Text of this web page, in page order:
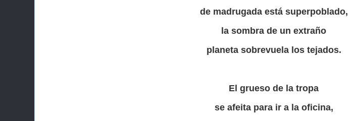
de madrugada está superpoblado,
la sombra de un extraño
planeta sobrevuela los tejados.
El grueso de la tropa
se afeita para ir a la oficina,